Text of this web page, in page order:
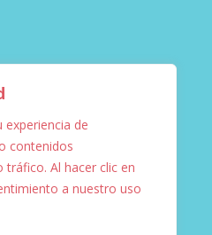
de
contenidos
tráfico. Al hacer clic en
a nuestro uso